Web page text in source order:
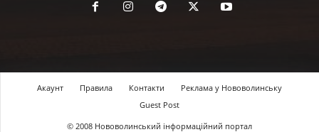
Акаунт Правила Контакти
Реклама у Нововолинську
Guest Post
© 2008 Нововолинський інформаційний портал